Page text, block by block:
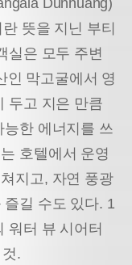
Dunhuang)
뜻을 지닌 부티
실은 모두 주변
인 막고굴에서 영
두고 지은 만큼
한 에너지를 쓰
호텔에서 운영
지고, 자연 풍광
길 수도 있다. 1
워터 뷰 시어터
.